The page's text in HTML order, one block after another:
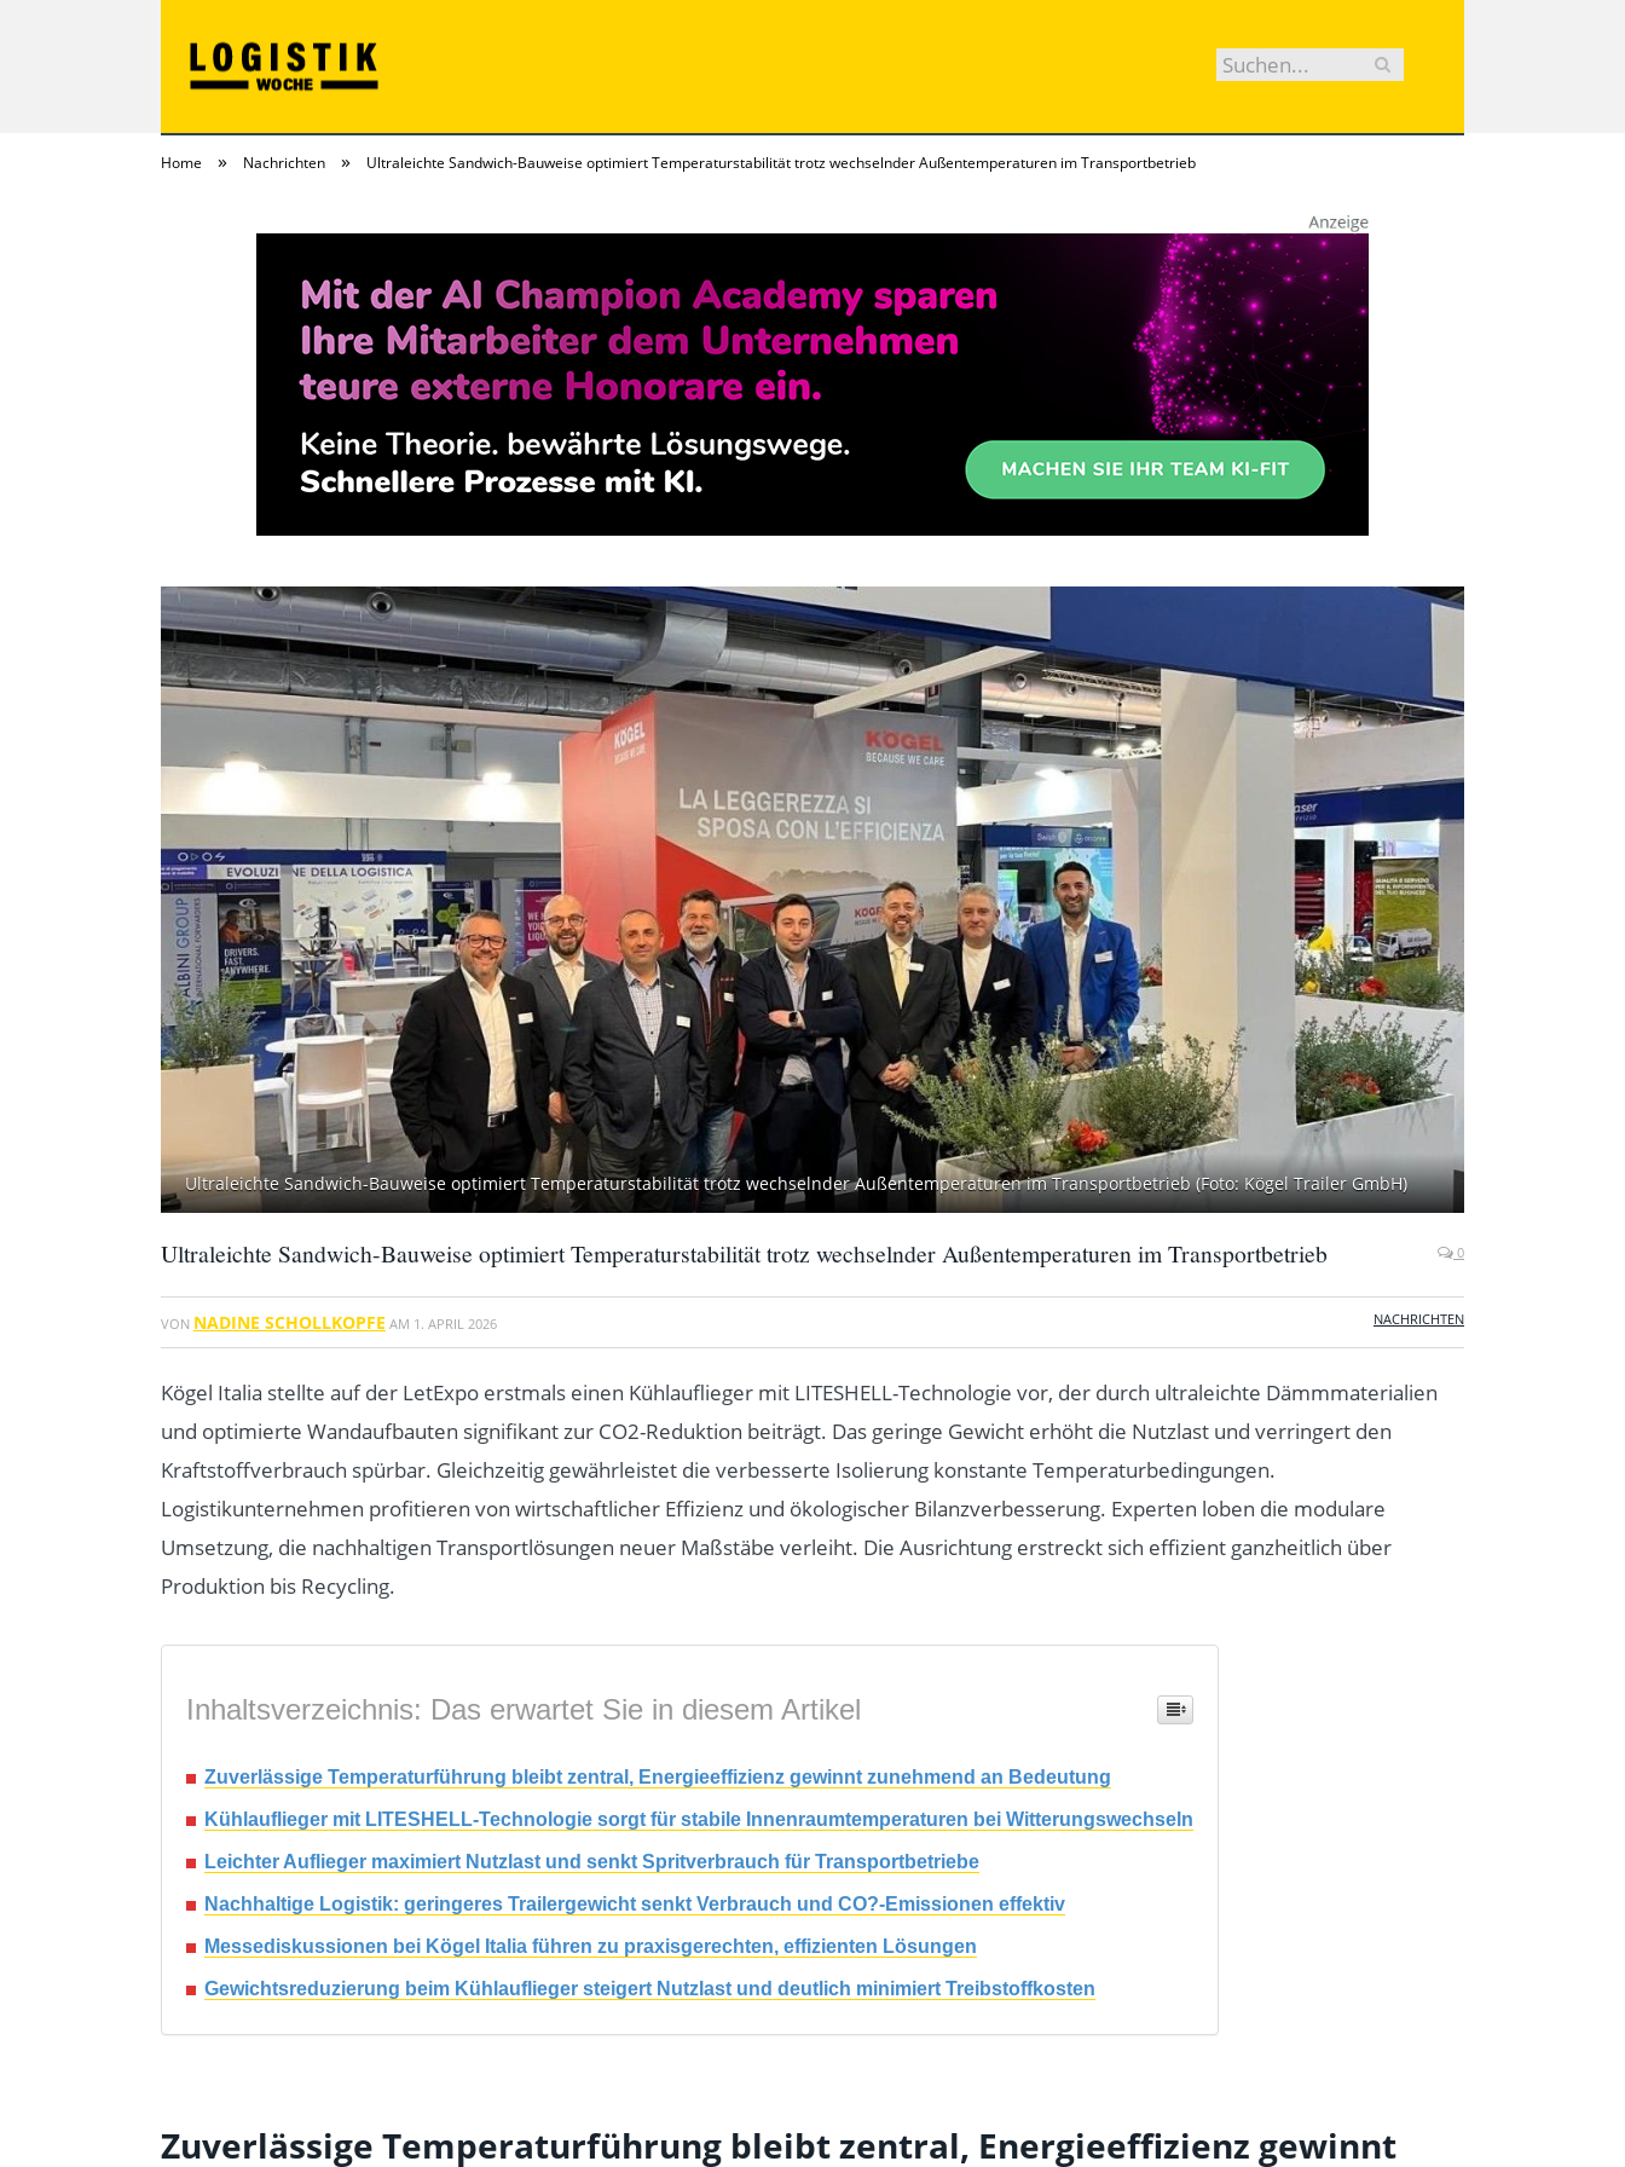
Home » Nachrichten » Ultraleichte Sandwich-Bauweise optimiert Temperaturstabilität trotz wechselnder Außentemperaturen im Transportbetrieb
Ultraleichte Sandwich-Bauweise optimiert Temperaturstabilität trotz wechselnder Außentemperaturen im Transportbetrieb (Foto: Kögel Trailer GmbH)
Ultraleichte Sandwich-Bauweise optimiert Temperaturstabilität trotz wechselnder Außentemperaturen im Transportbetrieb 0
VON NADINE SCHOLLKOPFE AM 1. APRIL 2026 NACHRICHTEN
Kögel Italia stellte auf der LetExpo erstmals einen Kühlauflieger mit LITESHELL-Technologie vor, der durch ultraleichte Dämmmaterialien
und optimierte Wandaufbauten signifikant zur CO2-Reduktion beiträgt. Das geringe Gewicht erhöht die Nutzlast und verringert den
Kraftstoffverbrauch spürbar. Gleichzeitig gewährleistet die verbesserte Isolierung konstante Temperaturbedingungen.
Logistikunternehmen profitieren von wirtschaftlicher Effizienz und ökologischer Bilanzverbesserung. Experten loben die modulare
Umsetzung, die nachhaltigen Transportlösungen neuer Maßstäbe verleiht. Die Ausrichtung erstreckt sich effizient ganzheitlich über
Produktion bis Recycling.
Inhaltsverzeichnis: Das erwartet Sie in diesem Artikel
Zuverlässige Temperaturführung bleibt zentral, Energieeffizienz gewinnt zunehmend an Bedeutung
Kühlauflieger mit LITESHELL-Technologie sorgt für stabile Innenraumtemperaturen bei Witterungswechseln
Leichter Auflieger maximiert Nutzlast und senkt Spritverbrauch für Transportbetriebe
Nachhaltige Logistik: geringeres Trailergewicht senkt Verbrauch und CO?-Emissionen effektiv
Messediskussionen bei Kögel Italia führen zu praxisgerechten, effizienten Lösungen
Gewichtsreduzierung beim Kühlauflieger steigert Nutzlast und deutlich minimiert Treibstoffkosten
Zuverlässige Temperaturführung bleibt zentral, Energieeffizienz gewinnt